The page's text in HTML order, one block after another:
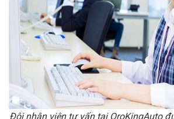
Đội nhân viên tư vấn tại OroKingAuto